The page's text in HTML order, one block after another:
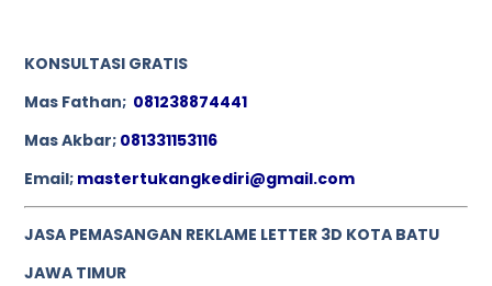
KONSULTASI GRATIS
Mas Fathan; 081238874441
Mas Akbar; 081331153116
Email; mastertukangkediri@gmail.com
JASA PEMASANGAN REKLAME LETTER 3D KOTA BATU
JAWA TIMUR